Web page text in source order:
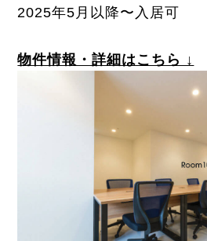
2025年5月以降〜入居可
物件情報・詳細はこちら ↓